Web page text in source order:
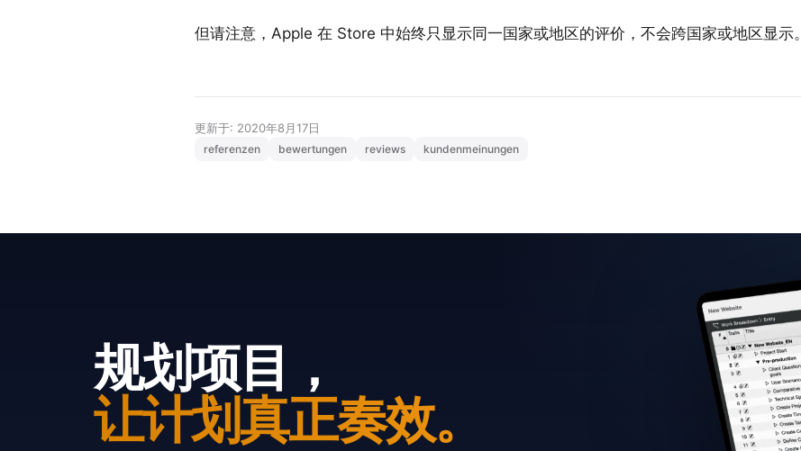
但请注意，Apple 在 Store 中始终只显示同一国家或地区的评价，不会跨国家或地区显示。
更新于: 2020年8月17日
referenzen bewertungen reviews kundenmeinungen
规划项目，
让计划真正奏效。